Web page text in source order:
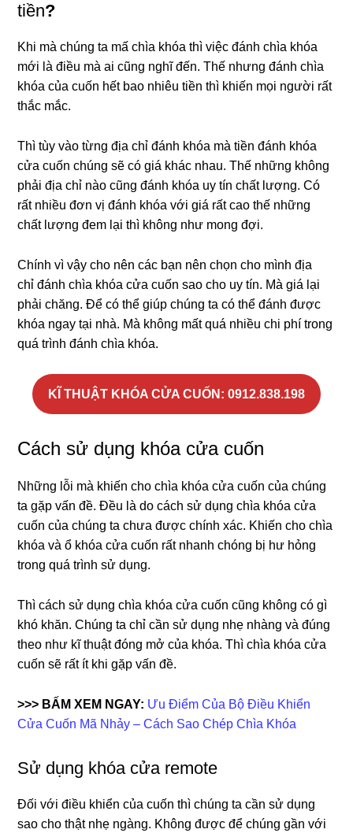
tiền?
Khi mà chúng ta mấ chìa khóa thì việc đánh chìa khóa
mới là điều mà ai cũng nghĩ đến. Thế nhưng đánh chìa
khóa của cuốn hết bao nhiêu tiền thì khiến mọi người rất
thắc mắc.
Thì tùy vào từng địa chỉ đánh khóa mà tiền đánh khóa
cửa cuốn chúng sẽ có giá khác nhau. Thế những không
phải địa chỉ nào cũng đánh khóa uy tín chất lượng. Có
rất nhiều đơn vị đánh khóa với giá rất cao thế những
chất lượng đem lại thì không như mong đợi.
Chính vì vậy cho nên các bạn nên chọn cho mình địa
chỉ đánh chìa khóa cửa cuốn sao cho uy tín. Mà giá lại
phải chăng. Để có thể giúp chúng ta có thể đánh được
khóa ngay tại nhà. Mà không mất quá nhiều chi phí trong
quá trình đánh chìa khóa.
KĨ THUẬT KHÓA CỬA CUỐN: 0912.838.198
Cách sử dụng khóa cửa cuốn
Những lỗi mà khiến cho chìa khóa cửa cuốn của chúng
ta gặp vấn đề. Đều là do cách sử dụng chìa khóa cửa
cuốn của chúng ta chưa được chính xác. Khiến cho chìa
khóa và ổ khóa cửa cuốn rất nhanh chóng bị hư hỏng
trong quá trình sử dụng.
Thì cách sử dụng chìa khóa cửa cuốn cũng không có gì
khó khăn. Chúng ta chỉ cần sử dụng nhẹ nhàng và đúng
theo như kĩ thuật đóng mở của khóa. Thì chìa khóa cửa
cuốn sẽ rất ít khi gặp vấn đề.
>>> BẤM XEM NGAY: Ưu Điểm Của Bộ Điều Khiển
Cửa Cuốn Mã Nhảy – Cách Sao Chép Chìa Khóa
Sử dụng khóa cửa remote
Đối với điều khiển của cuốn thì chúng ta cần sử dụng
sao cho thật nhẹ ngàng. Không được để chúng gần với